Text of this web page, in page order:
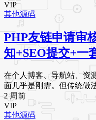
VIP
其他源码
PHP友链申请审
知+SEO提交+一
在个人博客、导航站、资
面几乎是刚需。但传统做
2 周前
VIP
其他源码